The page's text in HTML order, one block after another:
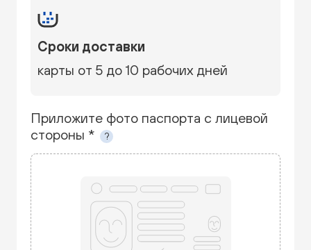
Сроки доставки
карты от 5 до 10 рабочих дней
Приложите фото паспорта с лицевой
стороны *
?